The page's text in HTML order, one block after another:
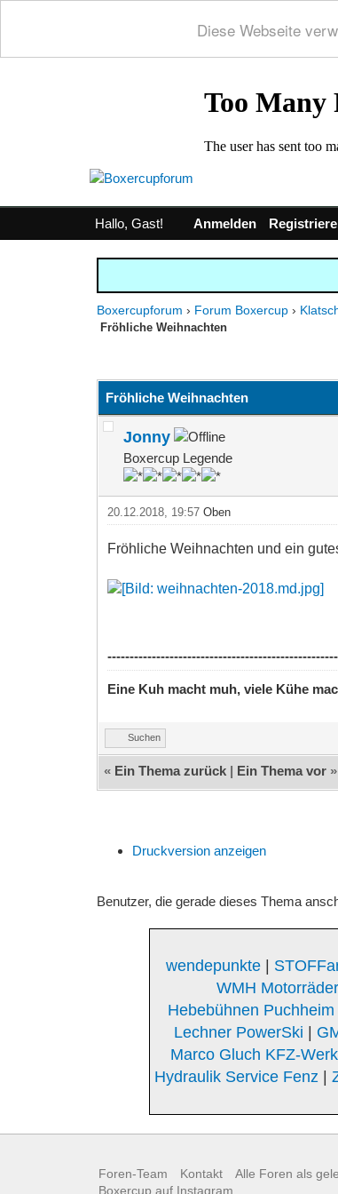
Diese Webseite
Hallo, Gast! Anmelden
Boxercupforum › Forum Boxercup ›
Fröhliche Weihnachten
Fröhliche Weihnachten
Jonny
Boxercup Legende
20.12.2018, 19:57Oben
Fröhliche Weihnachten und ein
Eine Kuh macht muh, viele Kühe
Suchen
« Ein Thema zurück | Ein Thema vor »
Druckversion anzeigen
Benutzer, die gerade dieses Thema
wendepunkte|
WMH Motorräder
Hebebühnen Puchheim
Lechner PowerSki |
Marco Gluch KFZ-
Hydraulik Service Fenz |
Foren-Team Kontakt Alle Foren als
Boxercup auf Instagram